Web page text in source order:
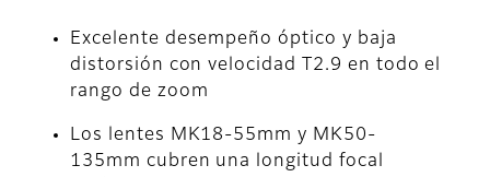
Excelente desempeño óptico y baja
distorsión con velocidad T2.9 en todo el
rango de zoom
Los lentes MK18-55mm y MK50-
135mm cubren una longitud focal